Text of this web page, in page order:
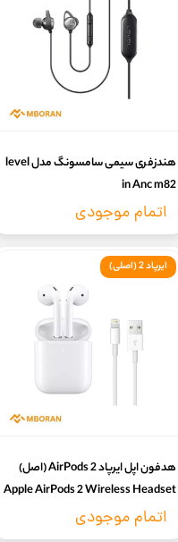
هندزفری سیمی سامسونگ مدل level
in Anc m82
اتمام موجودی
هدفون اپل ایرپاد 2 AirPods (اصل)
Apple AirPods 2 Wireless Headset
اتمام موجودی
ایرپاد 2 (اصلی)